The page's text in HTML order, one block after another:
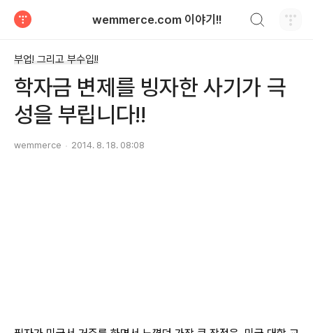
wemmerce.com 이야기!!
부업! 그리고 부수입!!
학자금 변제를 빙자한 사기가 극
성을 부립니다!!
wemmerce 2014. 8. 18. 08:08